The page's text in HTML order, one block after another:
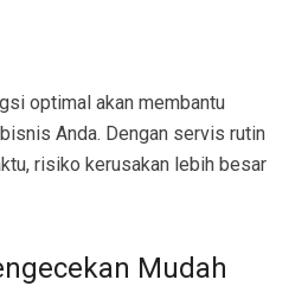
optimal akan membantu
Anda. Dengan servis rutin
risiko kerusakan lebih besar
Mudah